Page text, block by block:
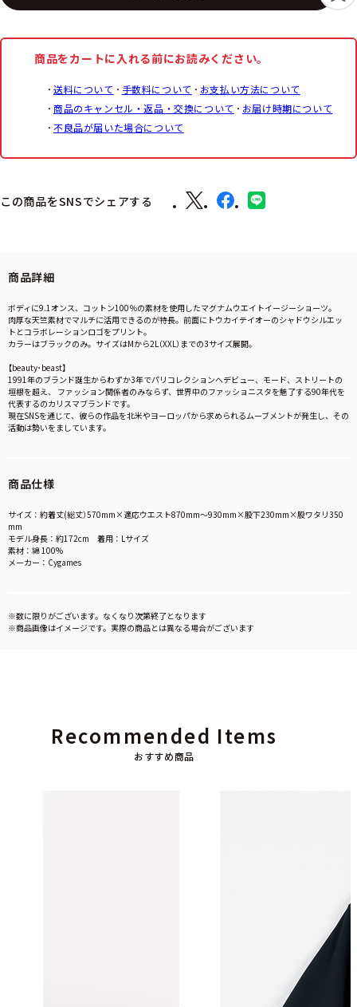
商品をカートに入れる前にお読みください。
送料について 手数料について
お支払い方法について
商品のキャンセル・返品・交換について
お届け時期について
不良品が届いた場合について
この商品をSNSでシェアする
商品詳細
ボディに9.1オンス、コットン100％の素材を使用したマグナムウエイトイージーショーツ。
肉厚な天竺素材でマルチに活用できるのが特長。前面にトウカイテイオーのシャドウシルエッ
トとコラボレーションロゴをプリント。
カラーはブラックのみ。サイズはMから2L（XXL）までの3サイズ展開。
【beauty･beast】
1991年のブランド誕⽣からわずか3年でパリコレクションへデビュー、モード、ストリートの
垣根を超え、 ファッション関係者のみならず、世界中のファッショニスタを魅了する90年代を
代表するのカリスマブランドです。
現在SNSを通じて、彼らの作品を北⽶やヨーロッパから求められるムーブメントが発⽣し、その
活動は勢いをましています。
商品仕様
サイズ：約着丈(総丈）570mm×適応ウエスト870mm～930mm×股下230mm×股ワタリ350
mm
モデル身長：約172cm 着用：Lサイズ
素材：綿 100%
メーカー：Cygames
※数に限りがございます。なくなり次第終了となります
※商品画像はイメージです。実際の商品とは異なる場合がございます
おすすめ商品
Recommended Items